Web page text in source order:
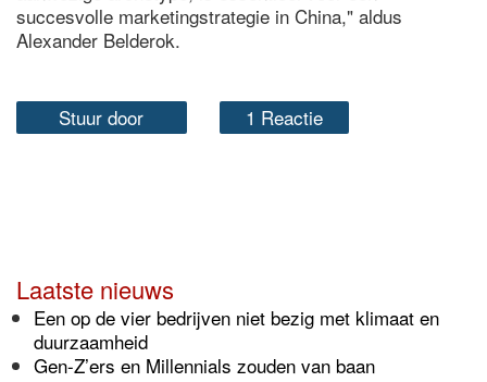
succesvolle marketingstrategie in China," aldus
Alexander Belderok.
Stuur door 1 Reactie
Laatste nieuws
Een op de vier bedrijven niet bezig met klimaat en
duurzaamheid
Gen-Z’ers en Millennials zouden van baan